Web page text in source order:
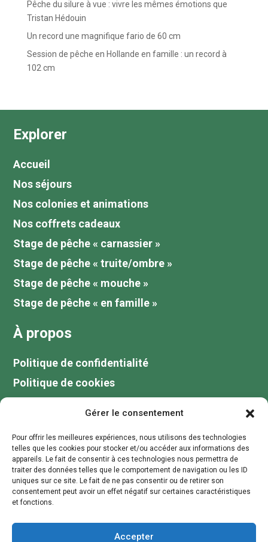
Gérer le consentement
Pour offrir les meilleures expériences, nous utilisons des technologies
telles que les cookies pour stocker et/ou accéder aux informations des
appareils. Le fait de consentir à ces technologies nous permettra de
traiter des données telles que le comportement de navigation ou les ID
uniques sur ce site. Le fait de ne pas consentir ou de retirer son
consentement peut avoir un effet négatif sur certaines caractéristiques
et fonctions.
Accepter
Pêche du silure à vue : vivre les mêmes émotions que
Tristan Hédouin
Un record une magnifique fario de 60 cm
Session de pêche en Hollande en famille : un record à
102 cm
Explorer
Accueil
Nos séjours
Nos colonies et animations
Nos coffrets cadeaux
Stage de pêche « carnassier »
Stage de pêche « truite/ombre »
Stage de pêche « mouche »
Stage de pêche « en famille »
À propos
Politique de confidentialité
Politique de cookies
Blog
Votre guide de pêche au lac du Der
Contactez moi
contact@stagepechechampagne.fr